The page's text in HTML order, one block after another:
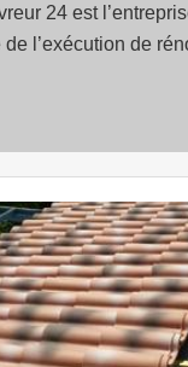
24 est
de l’exécution de